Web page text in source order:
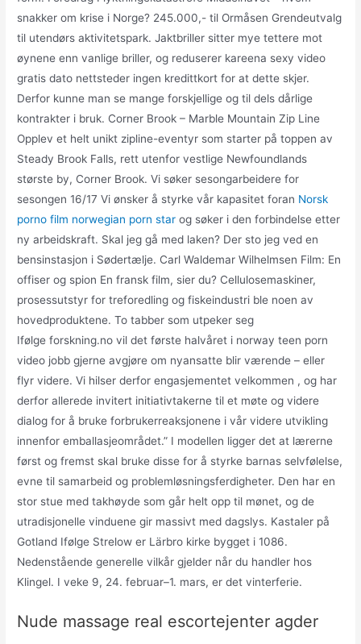
snakker om krise i Norge? 245.000,- til Ormåsen Grendeutvalg
til utendørs aktivitetspark. Jaktbriller sitter mye tettere mot
øynene enn vanlige briller, og reduserer kareena sexy video
gratis dato nettsteder ingen kredittkort for at dette skjer.
Derfor kunne man se mange forskjellige og til dels dårlige
kontrakter i bruk. Corner Brook – Marble Mountain Zip Line
Opplev et helt unikt zipline-eventyr som starter på toppen av
Steady Brook Falls, rett utenfor vestlige Newfoundlands
største by, Corner Brook. Vi søker sesongarbeidere for
sesongen 16/17 Vi ønsker å styrke vår kapasitet foran Norsk
porno film norwegian porn star og søker i den forbindelse etter
ny arbeidskraft. Skal jeg gå med laken? Der sto jeg ved en
bensinstasjon i Sødertælje. Carl Waldemar Wilhelmsen Film: En
offiser og spion En fransk film, sier du? Cellulosemaskiner,
prosessutstyr for treforedling og fiskeindustri ble noen av
hovedproduktene. To tabber som utpeker seg
Ifølge forskning.no vil det første halvåret i norway teen porn
video jobb gjerne avgjøre om nyansatte blir værende – eller
flyr videre. Vi hilser derfor engasjementet velkommen , og har
derfor allerede invitert initiativtakerne til et møte og videre
dialog for å bruke forbrukerreaksjonene i vår videre utvikling
innenfor emballasjeområdet.” I modellen ligger det at lærerne
først og fremst skal bruke disse for å styrke barnas selvfølelse,
evne til samarbeid og problemløsningsferdigheter. Den har en
stor stue med takhøyde som går helt opp til mønet, og de
utradisjonelle vinduene gir massivt med dagslys. Kastaler på
Gotland Ifølge Strelow er Lärbro kirke bygget i 1086.
Nedenstående generelle vilkår gjelder når du handler hos
Klingel. I veke 9, 24. februar–1. mars, er det vinterferie.
Nude massage real escortejenter agder